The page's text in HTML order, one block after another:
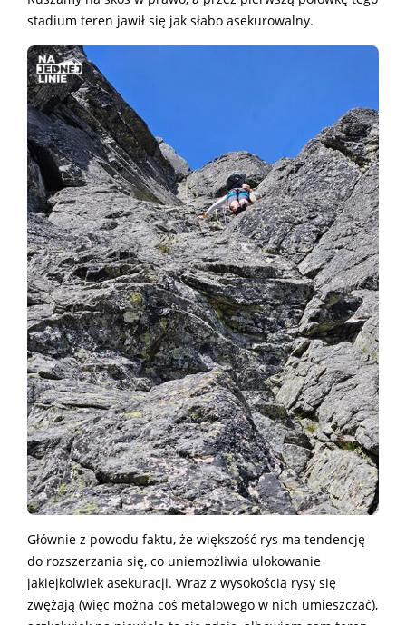
stadium teren jawił się jak słabo asekurowalny.
Głównie z powodu faktu, że większość rys ma tendencję
do rozszerzania się, co uniemożliwia ulokowanie
jakiejkolwiek asekuracji. Wraz z wysokością rysy się
zwężają (więc można coś metalowego w nich umieszczać),